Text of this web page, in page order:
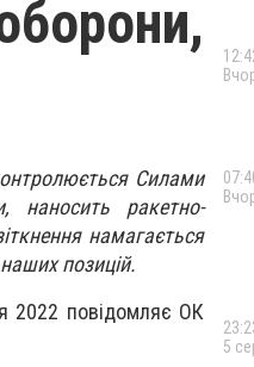
Силами
наносить ракетно-
намагається
позицій.
2022 повідомляє ОК
5